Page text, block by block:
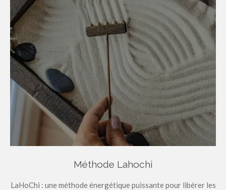
Méthode Lahochi
LaHoChi : une méthode énergétique puissante pour libérer les